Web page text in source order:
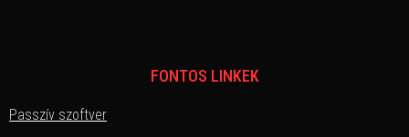
FONTOS LINKEK
Passzív szoftver